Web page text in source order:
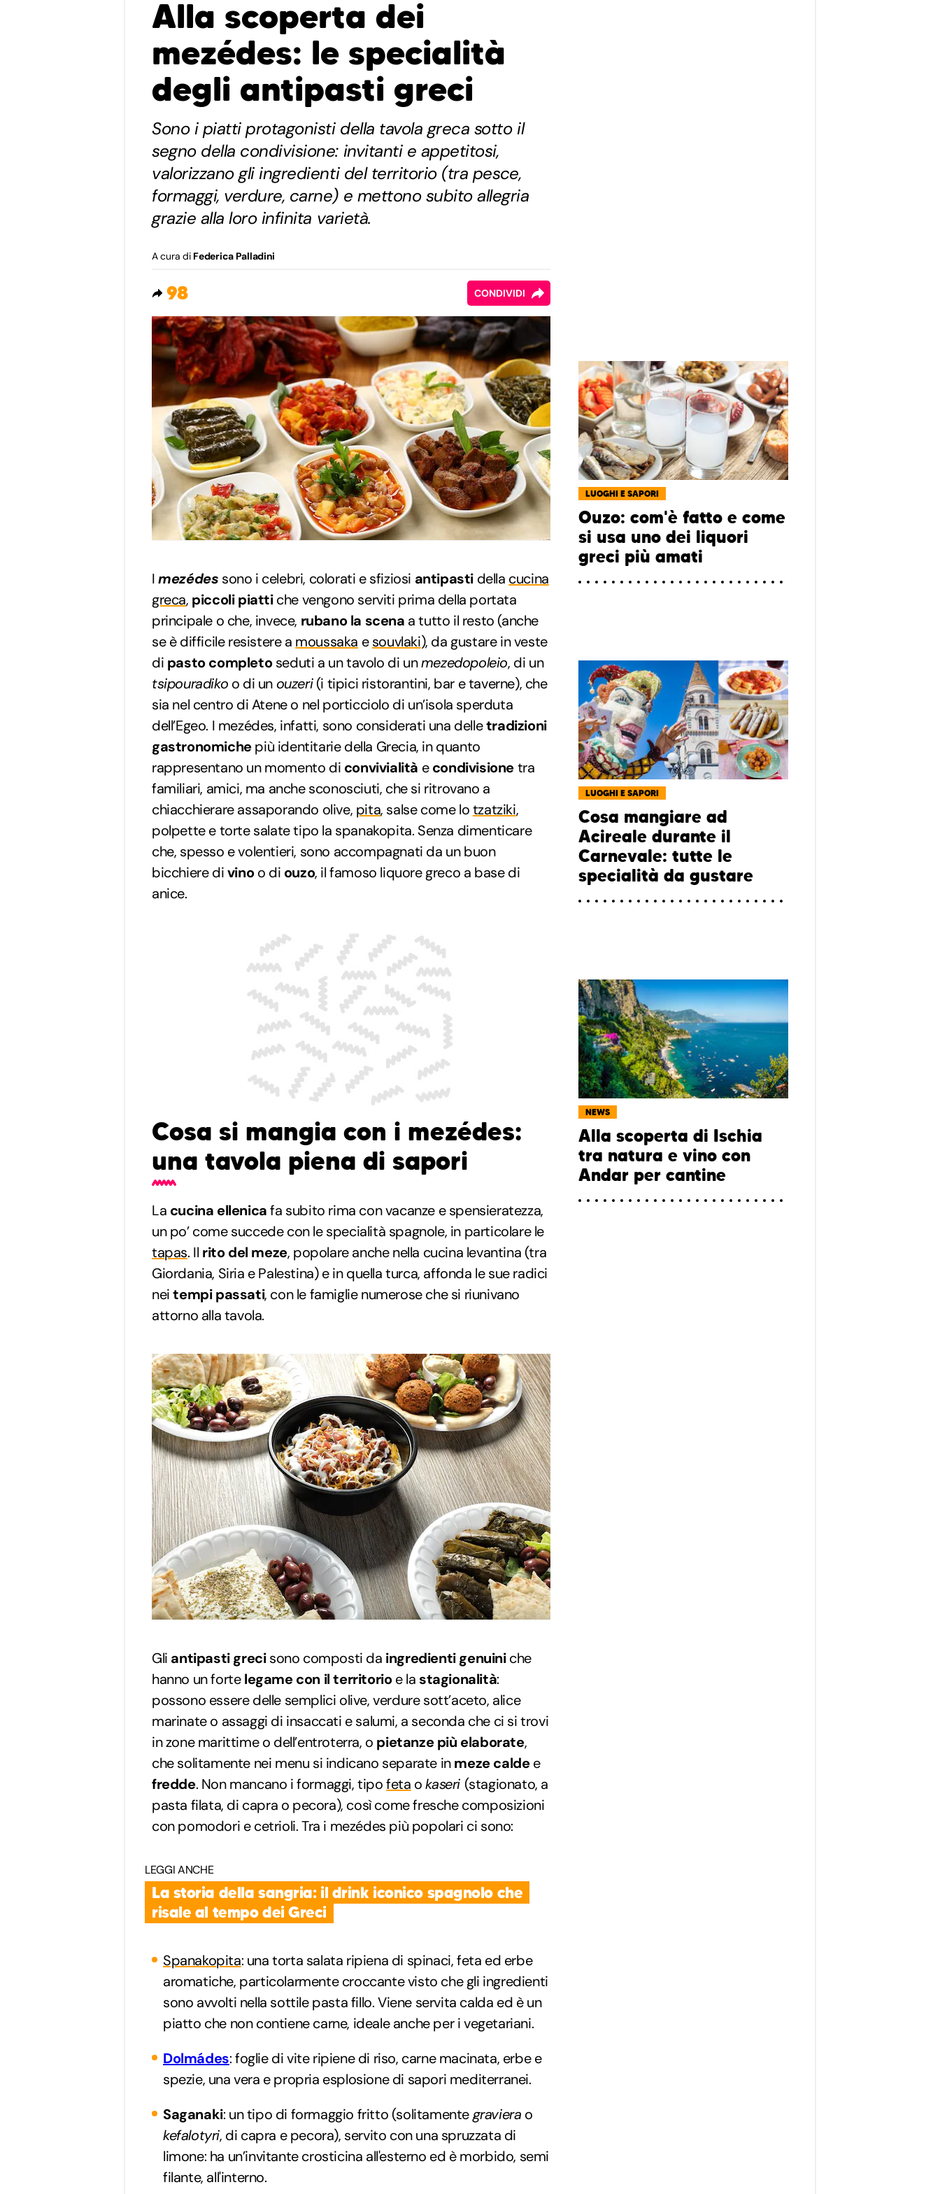
Alla scoperta dei
mezédes: le specialità
degli antipasti greci
Sono i piatti protagonisti della tavola greca sotto il
segno della condivisione: invitanti e appetitosi,
valorizzano gli ingredienti del territorio (tra pesce,
formaggi, verdure, carne) e mettono subito allegria
grazie alla loro infinita varietà.
A cura di Federica Palladini
98 CONDIVIDI
Imezédes sono i celebri, colorati e sfiziosi antipasti della cucina
greca, piccoli piattiche vengono serviti prima della portata
principale o che, invece, rubano la scena a tutto il resto (anche
se è difficile resistere a moussaka esouvlaki), da gustare in veste
di pasto completoseduti a un tavolo di unmezedopoleio, di un
tsipouradiko o di un ouzeri(i tipici ristorantini, bar e taverne), che
sia nel centro di Atene o nel porticciolo di un’isola sperduta
dell’Egeo. I mezédes, infatti, sono considerati una delletradizioni
gastronomichepiù identitarie della Grecia, in quanto
rappresentano un momento di convivialità econdivisionetra
familiari, amici, ma anche sconosciuti, che si ritrovano a
chiacchierare assaporando olive, pita, salse come lotzatziki,
polpette e torte salate tipo la spanakopita. Senza dimenticare
che, spesso e volentieri, sono accompagnati da un buon
bicchiere divinoo di ouzo, il famoso liquore greco a base di
anice.
Cosa si mangia con i mezédes:
una tavola piena di sapori
La cucina ellenicafa subito rima con vacanze e spensieratezza,
un po’ come succede con le specialità spagnole, in particolare le
tapas. Il rito del meze, popolare anche nella cucina levantina (tra
Giordania, Siria e Palestina) e in quella turca, affonda le sue radici
neitempi passati, con le famiglie numerose che si riunivano
attorno alla tavola.
Gli antipasti grecisono composti da ingredienti genuiniche
hanno un fortelegame con il territorioe la stagionalità:
possono essere delle semplici olive, verdure sott’aceto, alice
marinate o assaggi di insaccati e salumi, a seconda che ci si trovi
in zone marittime o dell’entroterra, o pietanze più elaborate,
che solitamente nei menu si indicano separate inmeze caldee
fredde. Non mancano i formaggi, tipofeta okaseri (stagionato, a
pasta filata, di capra o pecora), così come fresche composizioni
con pomodori e cetrioli. Tra i mezédes più popolari ci sono:
LEGGI ANCHE
La storia della sangria: il drink iconico spagnolo che
risale al tempo dei Greci
Spanakopita: una torta salata ripiena di spinaci, feta ed erbe
aromatiche, particolarmente croccante visto che gli ingredienti
sono avvolti nella sottile pasta fillo. Viene servita calda ed è un
piatto che non contiene carne, ideale anche per i vegetariani.
Dolmádes: foglie di vite ripiene di riso, carne macinata, erbe e
spezie, una vera e propria esplosione di sapori mediterranei.
Saganaki: un tipo di formaggio fritto (solitamentegraviera o
kefalotyri, di capra e pecora), servito con una spruzzata di
limone: ha un’invitante crosticina all'esterno ed è morbido, semi
filante, all'interno.
LUOGHI E SAPORI
Ouzo: com'è fatto e come
si usa uno dei liquori
greci più amati
LUOGHI E SAPORI
Cosa mangiare ad
Acireale durante il
Carnevale: tutte le
specialità da gustare
NEWS
Alla scoperta di Ischia
tra natura e vino con
Andar per cantine